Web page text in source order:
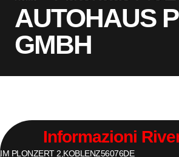
AUTOHAUS
GMBH
Informazioni
IM PLONZERT 2, KOBLENZ56076DE